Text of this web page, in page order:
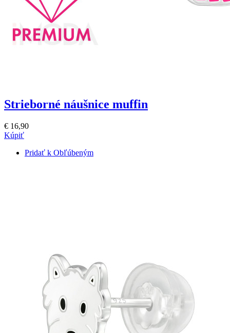
Strieborné náušnice muffin
€ 16,90
Kúpiť
Pridať k Obľúbeným